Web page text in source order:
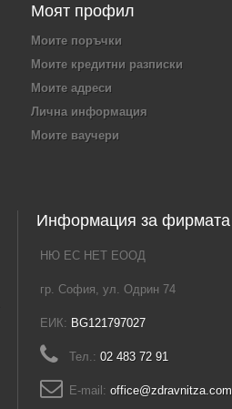
Моят профил
Моите поръчки
Моите кредитни разписки
Моите адреси
Лична информация
Моите ваучери
Информация за фирмата
НЮ ЕС НЕТ ЕООД
гр. София, ул. Одрин 74
ЕИК: BG121797027
Тел.: 02 483 72 91
E-mail: office@zdravnitza.com